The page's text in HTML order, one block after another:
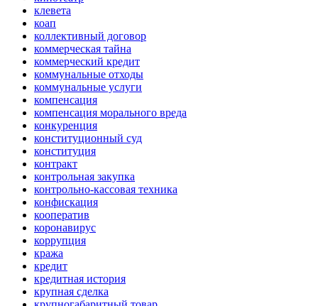
клевета
коап
коллективный договор
коммерческая тайна
коммерческий кредит
коммунальные отходы
коммунальные услуги
компенсация
компенсация морального вреда
конкуренция
конституционный суд
конституция
контракт
контрольная закупка
контрольно-кассовая техника
конфискация
кооператив
коронавирус
коррупция
кража
кредит
кредитная история
крупная сделка